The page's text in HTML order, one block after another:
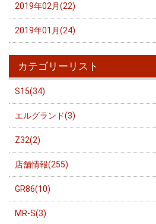
2019年02月(22)
2019年01月(24)
カテゴリーリスト
S15(34)
エルグランド(3)
Z32(2)
店舗情報(255)
GR86(10)
MR-S(3)